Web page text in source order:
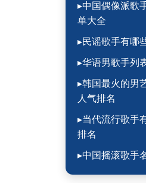
▸中国偶像派歌
单大全
▸民谣歌手有哪
▸华语男歌手列
▸韩国最火的男
人气排名
▸当代流行歌手
排名
▸中国摇滚歌手